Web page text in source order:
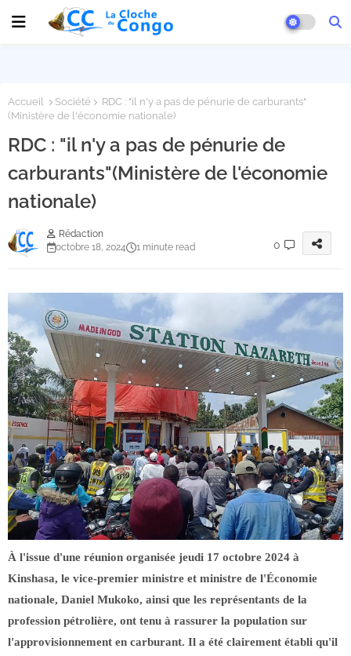
Accueil Société
RDC : "il n'y a pas de pénurie de carburants"
(Ministère de l'économie nationale)
RDC : "il n'y a pas de pénurie de
carburants"(Ministère de l'économie
nationale)
Rédaction
octobre 18, 2024
1 minute read 0
À l'issue d'une réunion organisée jeudi 17 octobre 2024 à
Kinshasa, le vice-premier ministre et ministre de l'Économie
nationale, Daniel Mukoko, ainsi que les représentants de la
profession pétrolière, ont tenu à rassurer la population sur
l'approvisionnement en carburant. Il a été clairement établi qu'il